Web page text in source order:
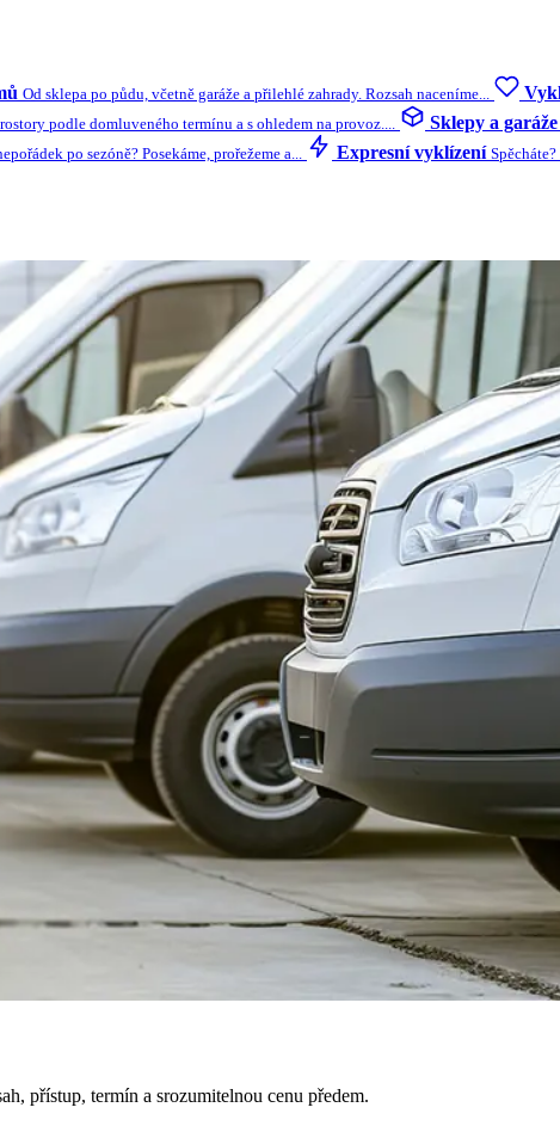
Od sklepa po půdu, včetně garáže a přilehlé zahrady. Rozsah naceníme...
podle domluveného termínu a s ohledem na provoz.... Sklepy a garáže
po sezóně? Posekáme, prořežeme a... Expresní vyklízení
přístup, termín a srozumitelnou cenu předem.